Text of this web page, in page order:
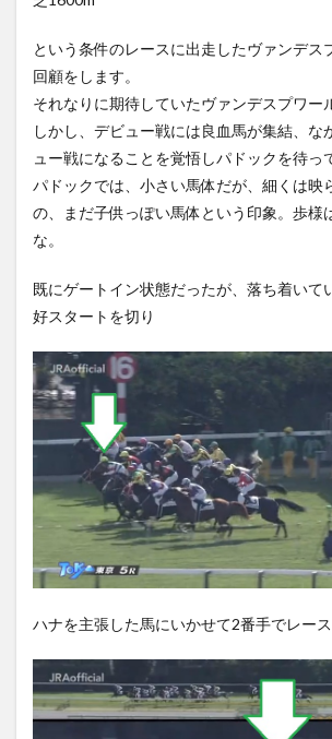
という条件のレースに出走したヴァンデス
回顧をします。
それなりに期待していたヴァンデスプワー
しかし、デビュー戦には良血馬が集結、な
ュー戦になることを覚悟しパドックを待っ
パドックでは、小さい馬体だが、細くは映
の、まだ子供っぽい馬体という印象。歩様
な。
既にゲートイン状態だったが、落ち着いて
好スタートを切り
ハナを主張した馬にいかせて2番手でレー